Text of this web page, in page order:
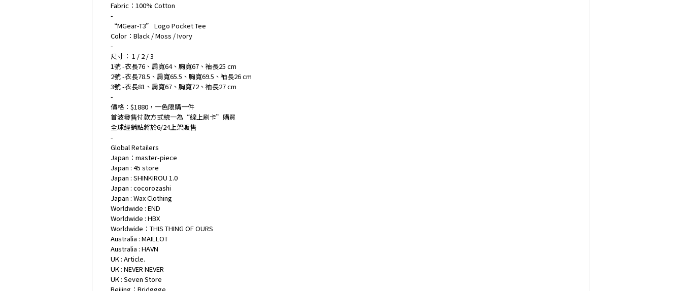
Fabric：100% Cotton
-
“MGear-T3” Logo Pocket Tee
Color：Black / Moss / Ivory
-
尺寸： 1 / 2 / 3
1號 -衣長76、肩寬64、胸寬67、袖長25 cm
2號 -衣長78.5、肩寬65.5、胸寬69.5、袖長26 cm
3號 -衣長81、肩寬67、胸寬72、袖長27 cm
-
價格：$1880，一色限購一件
首波發售付款方式統一為“線上刷卡”購買
全球經銷點將於6/24上架販售
-
Global Retailers
Japan：master-piece
Japan : 45 store
Japan : SHINKIROU 1.0
Japan : cocorozashi
Japan : Wax Clothing
Worldwide : END
Worldwide : HBX
Worldwide：THIS THING OF OURS
Australia : MAILLOT
Australia : HAVN
UK : Article.
UK : NEVER NEVER
UK : Seven Store